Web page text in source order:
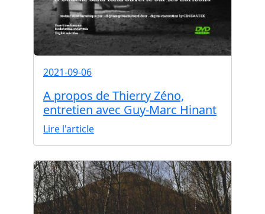
2021-09-06
A propos de Thierry Zéno,
entretien avec Guy-Marc Hinant
Lire l'article